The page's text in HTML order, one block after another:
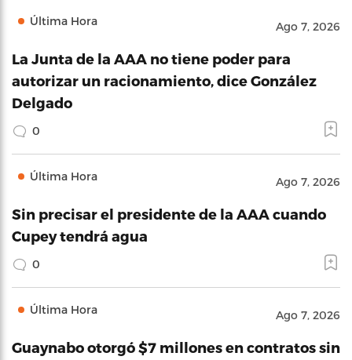
Última Hora Ago 7, 2026
La Junta de la AAA no tiene poder para
autorizar un racionamiento, dice González
Delgado
0
Última Hora Ago 7, 2026
Sin precisar el presidente de la AAA cuando
Cupey tendrá agua
0
Última Hora Ago 7, 2026
Guaynabo otorgó $7 millones en contratos sin